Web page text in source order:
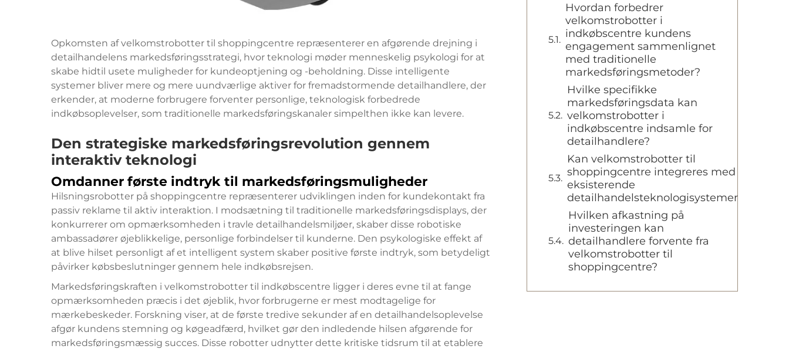
Opkomsten af velkomstrobotter til shoppingcentre repræsenterer en afgørende drejning i
detailhandelens markedsføringsstrategi, hvor teknologi møder menneskelig psykologi for at
skabe hidtil usete muligheder for kundeoptjening og -beholdning. Disse intelligente
systemer bliver mere og mere uundværlige aktiver for fremadstormende detailhandlere, der
erkender, at moderne forbrugere forventer personlige, teknologisk forbedrede
indkøbsoplevelser, som traditionelle markedsføringskanaler simpelthen ikke kan levere.
Den strategiske markedsføringsrevolution gennem
interaktiv teknologi
Omdanner første indtryk til markedsføringsmuligheder
Hilsningsrobotter på shoppingcentre repræsenterer udviklingen inden for kundekontakt fra
passiv reklame til aktiv interaktion. I modsætning til traditionelle markedsføringsdisplays, der
konkurrerer om opmærksomheden i travle detailhandelsmiljøer, skaber disse robotiske
ambassadører øjeblikkelige, personlige forbindelser til kunderne. Den psykologiske effekt af
at blive hilset personligt af et intelligent system skaber positive første indtryk, som betydeligt
påvirker købsbeslutninger gennem hele indkøbsrejsen.
Markedsføringskraften i velkomstrobotter til indkøbscentre ligger i deres evne til at fange
opmærksomheden præcis i det øjeblik, hvor forbrugerne er mest modtagelige for
mærkebeskeder. Forskning viser, at de første tredive sekunder af en detailhandelsoplevelse
afgør kundens stemning og køgeadfærd, hvilket gør den indledende hilsen afgørende for
markedsføringsmæssig succes. Disse robotter udnytter dette kritiske tidsrum til at etablere
Hvordan forbedrer
velkomstrobotter i
indkøbscentre kundens
engagement sammenlignet
med traditionelle
markedsføringsmetoder?
Hvilke specifikke
markedsføringsdata kan
velkomstrobotter i
indkøbscentre indsamle for
detailhandlere?
Kan velkomstrobotter til
shoppingcentre integreres med
eksisterende
detailhandelsteknologisystemer?
Hvilken afkastning på
investeringen kan
detailhandlere forvente fra
velkomstrobotter til
shoppingcentre?